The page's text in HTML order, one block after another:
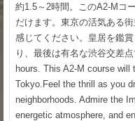
約1.5～2時間。このA2-Mコ
だけます。東京の活気ある
感じてください。皇居を鑑
り、最後は有名な渋谷交差
hours. This A2-M course
Tokyo.Feel the thrill as you
neighborhoods. Admire the
energetic atmosphere, and